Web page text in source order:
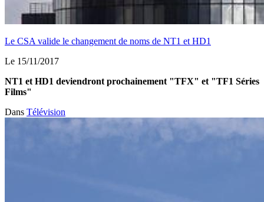
Le CSA valide le changement de noms de NT1 et HD1
Le 15/11/2017
NT1 et HD1 deviendront prochainement "TFX" et "TF1 Séries
Films"
Dans Télévision